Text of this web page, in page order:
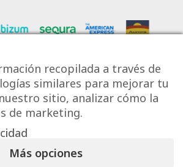
Copyright © Onlytiles S.L.
recopilada a través de
similares para mejorar tu
sitio, analizar cómo la
de marketing.
Más opciones